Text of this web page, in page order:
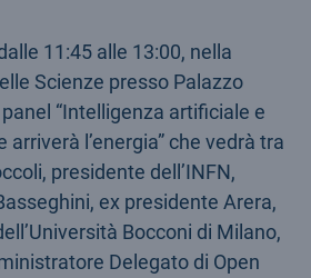
11:45 alle 13:00, nella
Scienze presso Palazzo
“Intelligenza artificiale e
arriverà l’energia” che vedrà tra
presidente dell’INFN,
ex presidente Arera,
Bocconi di Milano,
Delegato di Open